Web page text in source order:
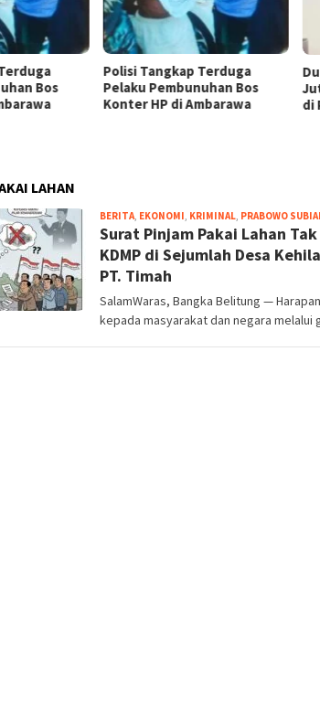
Bos
Dugaan Korupsi KUR Rp749
Juta, Mantan AO Bank BUMN
di Pemalang Resmi Ditahan
LAHAN
BERITA, EKONOMI, KRIMINAL, PRABOWO
Surat Pinjam Pakai Lahan
KDMP di Sejumlah Desa
PT. Timah
SalamWaras, Bangka Belitung —
kepada masyarakat dan negara